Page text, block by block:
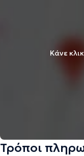
Κάνε
Τρόποι